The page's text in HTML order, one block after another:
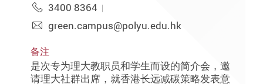
3400 8364
green.campus@polyu.edu.hk
备注
是次专为理大教职员和学生而设的简介会，邀
请理大社群出席，就香港长远减碳策略发表意